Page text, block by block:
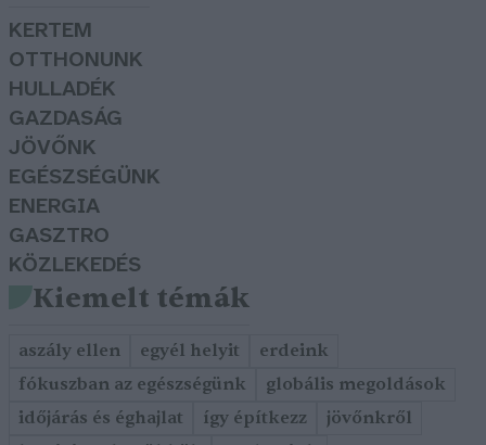
KERTEM
OTTHONUNK
HULLADÉK
GAZDASÁG
JÖVŐNK
EGÉSZSÉGÜNK
ENERGIA
GASZTRO
KÖZLEKEDÉS
Kiemelt témák
aszály ellen egyél helyit
erdeink
fókuszban az egészségünk
globális megoldások
időjárás és éghajlat
így építkezz
jövőnkről